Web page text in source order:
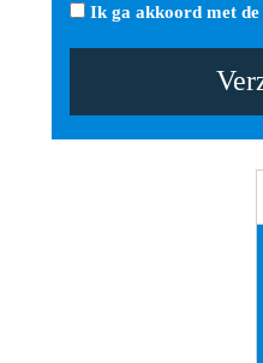
Ik ga akkoord met de